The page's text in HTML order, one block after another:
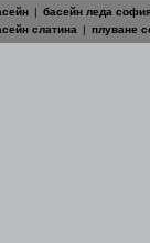
| басейн леда
слатина | плуване